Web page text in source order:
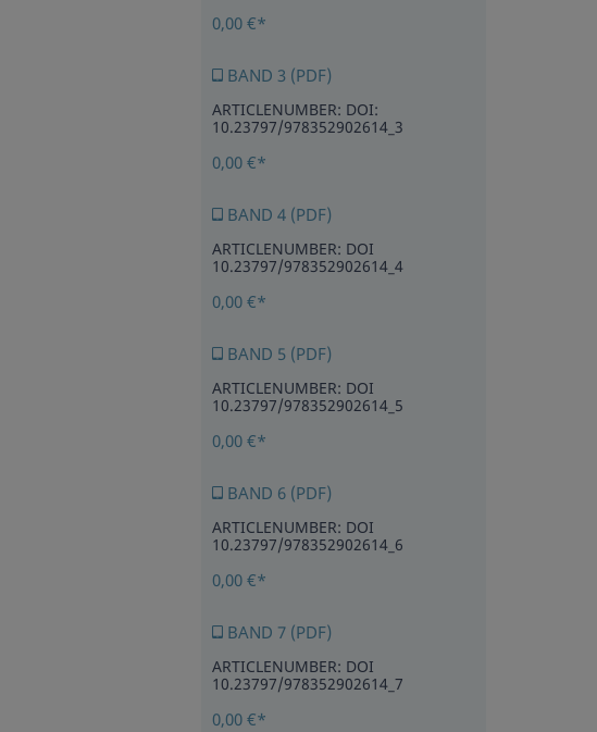
0,00 €*
BAND 3 (PDF)
ARTICLENUMBER: DOI:
10.23797/978352902614_3
0,00 €*
BAND 4 (PDF)
ARTICLENUMBER: DOI
10.23797/978352902614_4
0,00 €*
BAND 5 (PDF)
ARTICLENUMBER: DOI
10.23797/978352902614_5
0,00 €*
BAND 6 (PDF)
ARTICLENUMBER: DOI
10.23797/978352902614_6
0,00 €*
BAND 7 (PDF)
ARTICLENUMBER: DOI
10.23797/978352902614_7
0,00 €*